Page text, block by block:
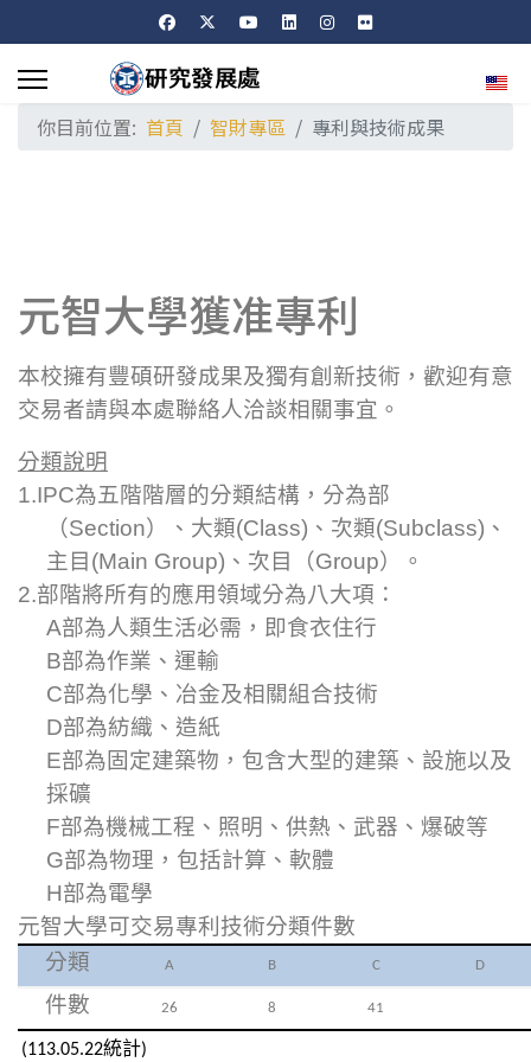
選擇
你目前位置: 首頁 智財專區 專利與技術成果
元智大學獲准專利
本校擁有豐碩研發成果及獨有創新技術，歡迎有意
交易者請與本處聯絡人洽談相關事宜。
分類說明
1.IPC為五階階層的分類結構，分為部
（Section）、大類(Class)、次類(Subclass)、
主目(Main Group)、次目（Group）
。
2.部階將所有的應用領域分為八大項：
A部為人類生活必需，即食衣住行
B部為作業、運輸
C部為化學、冶金及相關組合技術
D部為紡織、造紙
E部為固定建築物，包含大型的建築、設施以及
採礦
F部為機械工程、照明、供熱、武器、爆破等
G部為物理，包括計算、軟體
H部為電學
元智大學可交易專利技術分類件數
分類
A B C D
件數 26 8 41
(113.05.22統計)